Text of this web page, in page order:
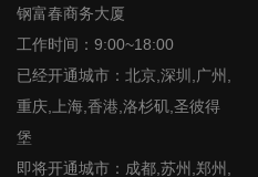
钢富春商务大厦
工作时间：9:00~18:00
已经开通城市：北京,深圳,广州,
重庆,上海,香港,洛杉矶,圣彼得
堡
即将开通城市：成都,苏州,郑州,